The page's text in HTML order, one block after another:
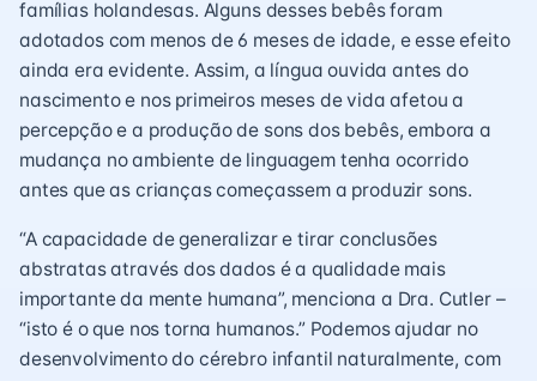
famílias holandesas. Alguns desses bebês foram
adotados com menos de 6 meses de idade, e esse efeito
ainda era evidente. Assim, a língua ouvida antes do
nascimento e nos primeiros meses de vida afetou a
percepção e a produção de sons dos bebês, embora a
mudança no ambiente de linguagem tenha ocorrido
antes que as crianças começassem a produzir sons.
“A capacidade de generalizar e tirar conclusões
abstratas através dos dados é a qualidade mais
importante da mente humana”, menciona a Dra. Cutler –
“isto é o que nos torna humanos.” Podemos ajudar no
desenvolvimento do cérebro infantil naturalmente, com